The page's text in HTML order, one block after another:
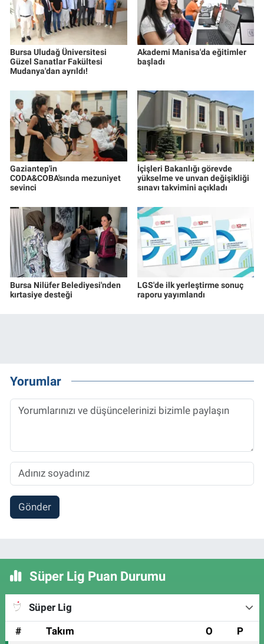
Bursa Uludağ Üniversitesi
Güzel Sanatlar Fakültesi
Mudanya'dan ayrıldı!
Akademi Manisa'da eğitimler
başladı
Gaziantep'in
CODA&COBA'sında mezuniyet
sevinci
İçişleri Bakanlığı görevde
yükselme ve unvan değişikliği
sınavı takvimini açıkladı
Bursa Nilüfer Belediyesi'nden
kırtasiye desteği
LGS'de ilk yerleştirme sonuç
raporu yayımlandı
Yorumlar
Gönder
Süper Lig Puan Durumu
Süper Lig
#
Takım O P